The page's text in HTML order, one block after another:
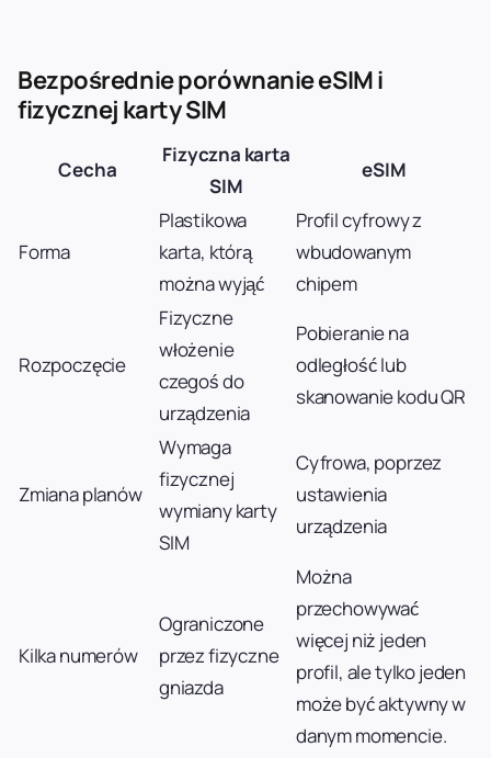
Bezpośrednie porównanie eSIM i
fizycznej karty SIM
Cecha
Fizyczna karta
SIM
eSIM
Forma
Plastikowa
karta, którą
można wyjąć
Profil cyfrowy z
wbudowanym
chipem
Rozpoczęcie
Fizyczne
włożenie
czegoś do
urządzenia
Pobieranie na
odległość lub
skanowanie kodu QR
Zmiana planów
Wymaga
fizycznej
wymiany karty
SIM
Cyfrowa, poprzez
ustawienia
urządzenia
Kilka numerów
Ograniczone
przez fizyczne
gniazda
Można
przechowywać
więcej niż jeden
profil, ale tylko jeden
może być aktywny w
danym momencie.